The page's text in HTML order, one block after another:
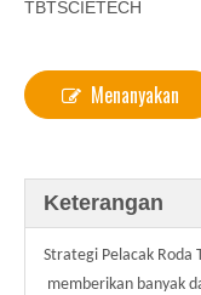
TBTSCIETECH
Menanyakan
Keterangan
Strategi Pelacak Roda
memberikan banyak